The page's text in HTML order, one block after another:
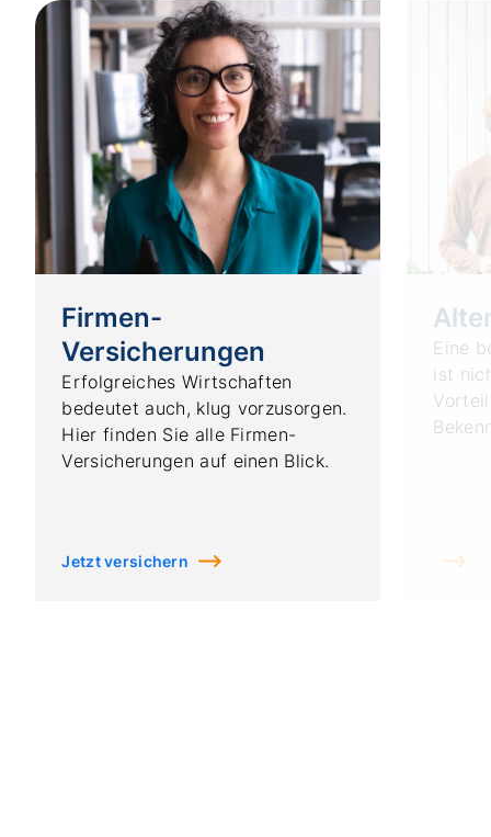
Firmen-
Versicherungen
Erfolgreiches Wirtschaften
bedeutet auch, klug vorzusorgen.
Hier finden Sie alle Firmen-
Versicherungen auf einen Blick.
Jetzt versichern
Eine
ist